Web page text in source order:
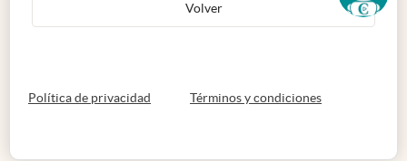
Volver
Política de privacidad abre en nueva pestaña
Términos y condicionesabre en nueva